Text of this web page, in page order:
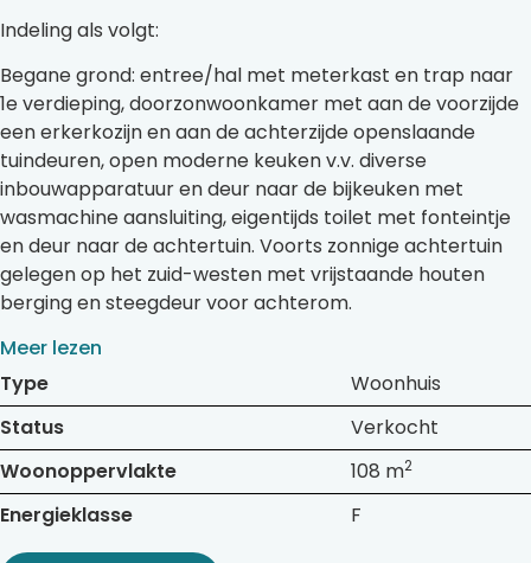
Indeling als volgt:
Begane grond: entree/hal met meterkast en trap naar
1e verdieping, doorzonwoonkamer met aan de voorzijde
een erkerkozijn en aan de achterzijde openslaande
tuindeuren, open moderne keuken v.v. diverse
inbouwapparatuur en deur naar de bijkeuken met
wasmachine aansluiting, eigentijds toilet met fonteintje
en deur naar de achtertuin. Voorts zonnige achtertuin
gelegen op het zuid-westen met vrijstaande houten
berging en steegdeur voor achterom.
Meer lezen
Type
Woonhuis
Status
Verkocht
Woonoppervlakte
108 m2
Energieklasse F